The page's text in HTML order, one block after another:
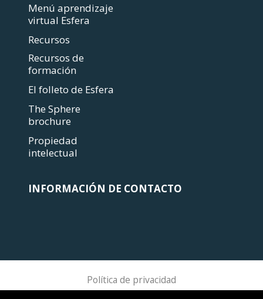
Menú aprendizaje
virtual Esfera
Recursos
Recursos de
formación
El folleto de Esfera
The Sphere
brochure
Propiedad
intelectual
INFORMACIÓN DE CONTACTO
Política de privacidad